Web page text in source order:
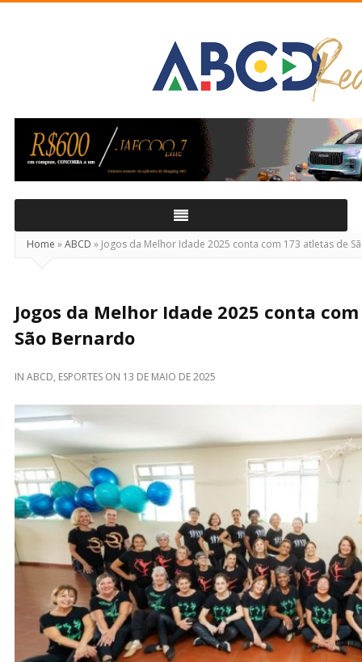
Real
Home »ABCD » Jogos da Melhor Idade 2025 conta com 173 atletas de
Jogos da Melhor Idade 2025 conta
São Bernardo
IN ABCD, ESPORTES ON 13 DE MAIO DE 2025